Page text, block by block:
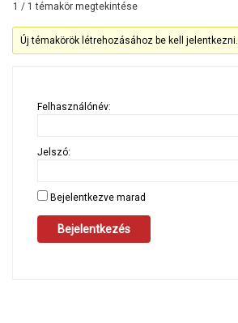
1 / 1 témakör megtekintése
Új témakörök létrehozásához be kell jelentkezni.
Felhasználónév:
Jelszó:
Bejelentkezve marad
Bejelentkezés